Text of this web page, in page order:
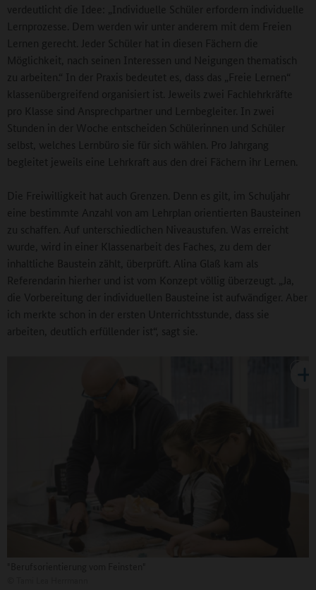
verdeutlicht die Idee: „Individuelle Schüler erfordern individuelle
Lernprozesse. Dem werden wir unter anderem mit dem Freien
Lernen gerecht. Jeder Schüler hat in diesen Fächern die
Möglichkeit, nach seinen Interessen und Neigungen thematisch
zu arbeiten.“ In der Praxis bedeutet es, dass das „Freie Lernen“
klassenübergreifend organisiert ist. Jeweils zwei Fachlehrkräfte
pro Klasse sind Ansprechpartner und Lernbegleiter. In zwei
Stunden in der Woche entscheiden Schülerinnen und Schüler
selbst, welches Lernbüro sie für sich wählen. Pro Jahrgang
begleitet jeweils eine Lehrkraft aus den drei Fächern ihr Lernen.
Die Freiwilligkeit hat auch Grenzen. Denn es gilt, im Schuljahr
eine bestimmte Anzahl von am Lehrplan orientierten Bausteinen
zu schaffen. Auf unterschiedlichen Niveaustufen. Was erreicht
wurde, wird in einer Klassenarbeit des Faches, zu dem der
inhaltliche Baustein zählt, überprüft. Alina Glaß kam als
Referendarin hierher und ist vom Konzept völlig überzeugt. „Ja,
die Vorbereitung der individuellen Bausteine ist aufwändiger. Aber
ich merkte schon in der ersten Unterrichtsstunde, dass sie
arbeiten, deutlich erfüllender ist“, sagt sie.